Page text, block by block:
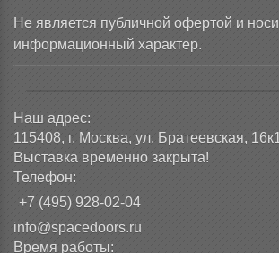
Не является публичной офертой и
информационный характер.
Наш адрес:
115408, г. Москва, ул. Братеевская,
Выставка временно закрыта!
Телефон:
+7 (495) 928-02-04
info@spacedoors.ru
Время работы: